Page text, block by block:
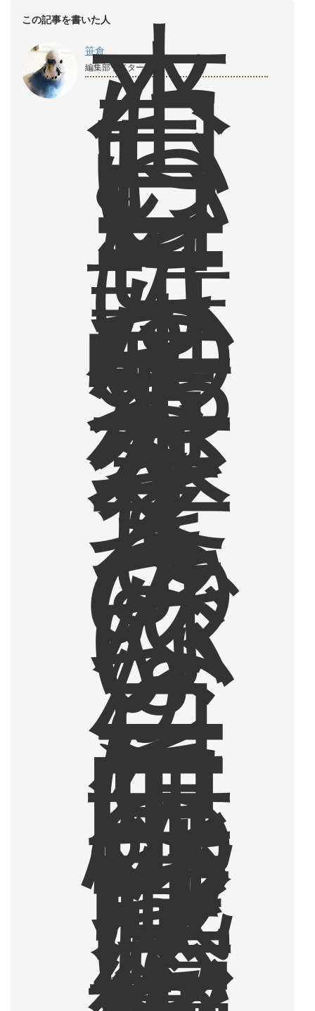
この記事を書いた人
笹倉
編集部ライター
本
当
に
お
い
し
い
コ
ー
ヒ
ー
は
、
誰
か
の
生
き
方
や
人
生
を
変
え
て
し
ま
う
の
で
は
な
い
か
と
、
コ
ー
ヒ
ー
に
無
限
の
可
能
性
を
感
じ
て
い